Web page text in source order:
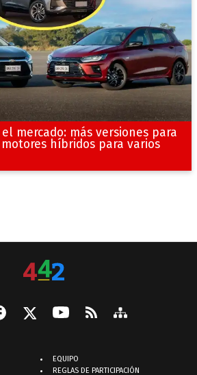
mercado: más versiones para
híbridos para varios
EQUIPO
REGLAS DE PARTICIPACIÓN